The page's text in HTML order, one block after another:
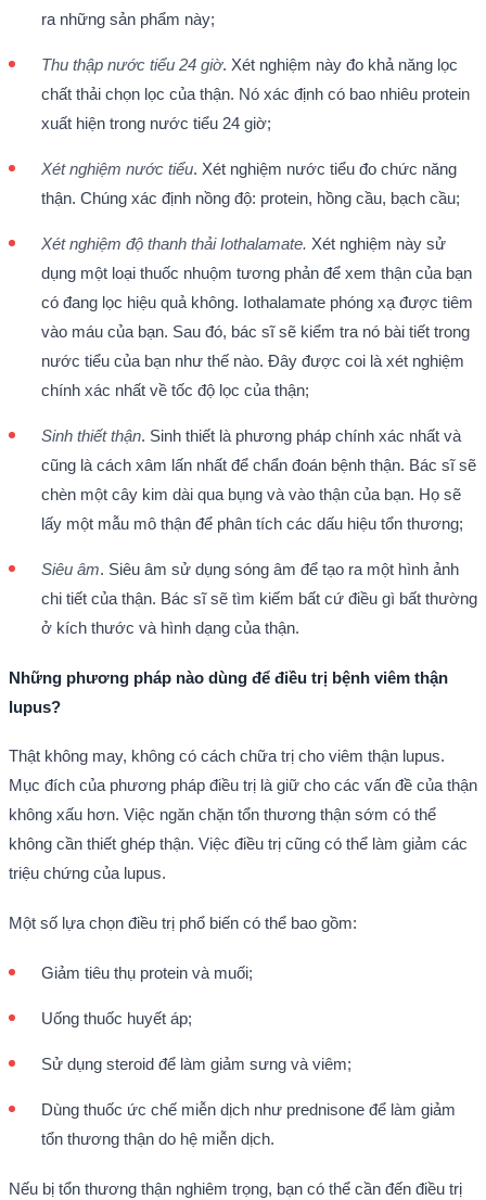
ra những sản phẩm này;
Thu thập nước tiểu 24 giờ. Xét nghiệm này đo khả năng lọc
chất thải chọn lọc của thận. Nó xác định có bao nhiêu protein
xuất hiện trong nước tiểu 24 giờ;
Xét nghiệm nước tiểu. Xét nghiệm nước tiểu đo chức năng
thận. Chúng xác định nồng độ: protein, hồng cầu, bạch cầu;
Xét nghiệm độ thanh thải Iothalamate. Xét nghiệm này sử
dụng một loại thuốc nhuộm tương phản để xem thận của bạn
có đang lọc hiệu quả không. Iothalamate phóng xạ được tiêm
vào máu của bạn. Sau đó, bác sĩ sẽ kiểm tra nó bài tiết trong
nước tiểu của bạn như thế nào. Đây được coi là xét nghiệm
chính xác nhất về tốc độ lọc của thận;
Sinh thiết thận. Sinh thiết là phương pháp chính xác nhất và
cũng là cách xâm lấn nhất để chẩn đoán bệnh thận. Bác sĩ sẽ
chèn một cây kim dài qua bụng và vào thận của bạn. Họ sẽ
lấy một mẫu mô thận để phân tích các dấu hiệu tổn thương;
Siêu âm. Siêu âm sử dụng sóng âm để tạo ra một hình ảnh
chi tiết của thận. Bác sĩ sẽ tìm kiếm bất cứ điều gì bất thường
ở kích thước và hình dạng của thận.
Những phương pháp nào dùng để điều trị bệnh viêm thận
lupus?
Thật không may, không có cách chữa trị cho viêm thận lupus.
Mục đích của phương pháp điều trị là giữ cho các vấn đề của thận
không xấu hơn. Việc ngăn chặn tổn thương thận sớm có thể
không cần thiết ghép thận. Việc điều trị cũng có thể làm giảm các
triệu chứng của lupus.
Một số lựa chọn điều trị phổ biến có thể bao gồm:
Giảm tiêu thụ protein và muối;
Uống thuốc huyết áp;
Sử dụng steroid để làm giảm sưng và viêm;
Dùng thuốc ức chế miễn dịch như prednisone để làm giảm
tổn thương thận do hệ miễn dịch.
Nếu bị tổn thương thận nghiêm trọng, bạn có thể cần đến điều trị